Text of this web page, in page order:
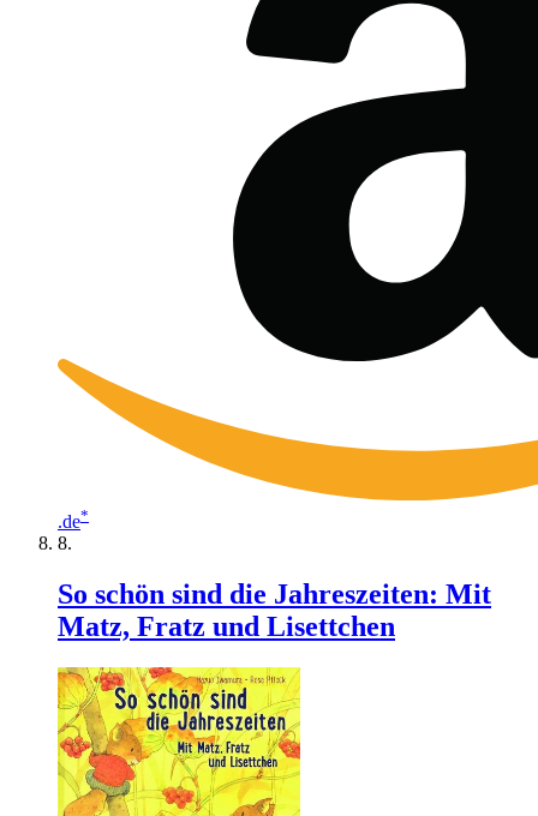
.de*
So schön sind die Jahreszeiten: Mit
Matz, Fratz und Lisettchen